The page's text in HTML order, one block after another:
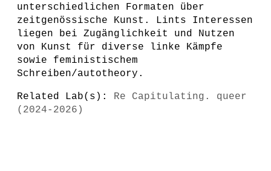
unterschiedlichen Formaten über
zeitgenössische Kunst. Lints Interessen
liegen bei Zugänglichkeit und Nutzen
von Kunst für diverse linke Kämpfe
sowie feministischem
Schreiben/autotheory.
Related Lab(s): Re Capitulating. queer
(2024-2026)